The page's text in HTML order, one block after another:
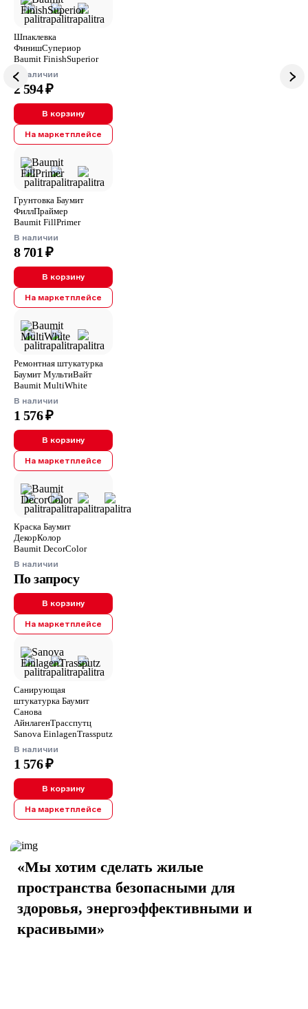
Шпаклевка
ФинишСупериор
Baumit FinishSuperior
В наличии
2 594 ₽
В корзину
На маркетплейсе
Грунтовка Баумит
ФиллПраймер
Baumit FillPrimer
В наличии
8 701 ₽
В корзину
На маркетплейсе
Ремонтная штукатурка
Баумит МультиВайт
Baumit MultiWhite
В наличии
1 576 ₽
В корзину
На маркетплейсе
Краска Баумит
ДекорКолор
Baumit DecorColor
В наличии
По запросу
В корзину
На маркетплейсе
Санирующая
штукатурка Баумит
Санова
АйнлагенТрасспутц
Sanova EinlagenTrassputz
В наличии
1 576 ₽
В корзину
На маркетплейсе
«Мы хотим сделать жилые
пространства безопасными для
здоровья, энергоэффективными и
красивыми»